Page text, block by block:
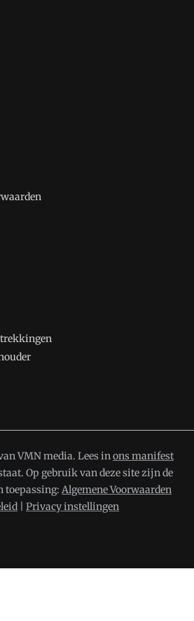
VMN media. Lees inons manifest
Op gebruik van deze site zijn de
toepassing: Algemene Voorwaarden
Privacy instellingen